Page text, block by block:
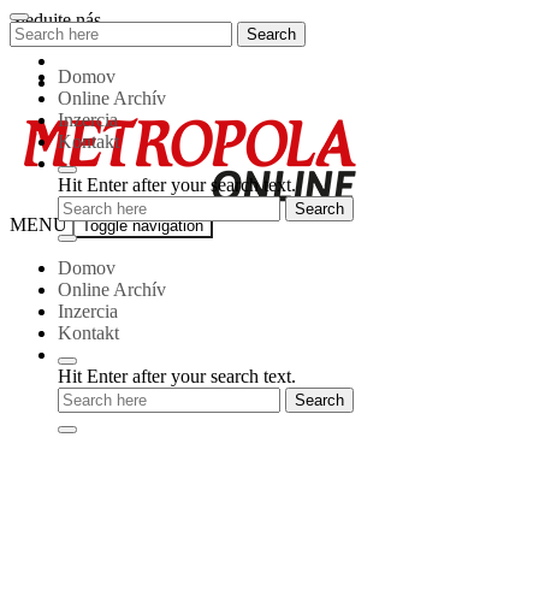
Skip
to
content
Sledujte nás
Metropola-
MENU Toggle navigation
Domov
Online Archív
Inzercia
Kontakt
Hit Enter after your search text.
Search
for:
Search
Domov
Online Archív
Inzercia
Kontakt
Hit Enter after your search text.